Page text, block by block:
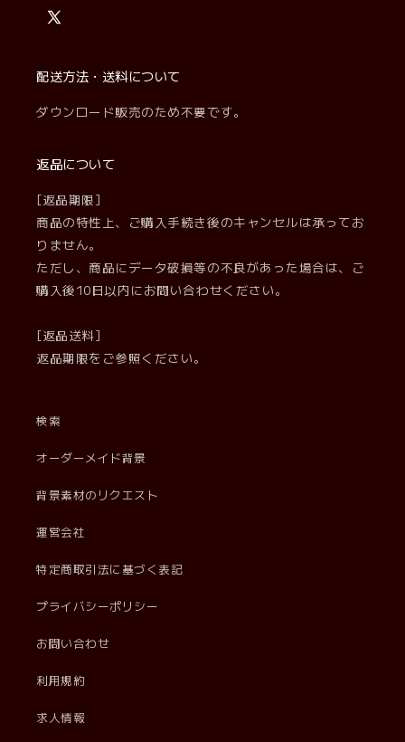
X
配送方法・送料について
ダウンロード販売のため不要です。
返品について
[返品期限]
商品の特性上、ご購入手続き後のキャンセルは承ってお
りません。
ただし、商品にデータ破損等の不良があった場合は、ご
購入後10日以内にお問い合わせください。
[返品送料]
返品期限をご参照ください。
検索
オーダーメイド背景
背景素材のリクエスト
運営会社
特定商取引法に基づく表記
プライバシーポリシー
お問い合わせ
利用規約
求人情報